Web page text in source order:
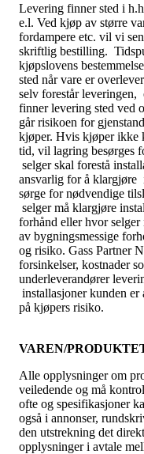
Levering finner sted i
e.l. Ved kjøp av større
fordampere etc. vil vi
skriftlig bestilling.
kjøpslovens
sted når vare er
selv forestår leveringen,
finner levering sted ved
går risikoen for
kjøper. Hvis kjøper ikke
tid, vil lagring besørges
selger skal forestå
ansvarlig for å klargjøre
sørge for nødvendige
selger må klargjøre
forhånd eller hvor
av bygningsmessige
og risiko. Gass Partner
forsinkelser, kostnader
underleverandører
installasjoner kunden
på kjøpers risiko.
VAREN/
Alle opplysninger om
veiledende og må
ofte og spesifikasjoner
også i annonser,
den utstrekning det
opplysninger i avtale